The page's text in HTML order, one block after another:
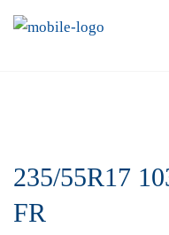
235/55R17
FR